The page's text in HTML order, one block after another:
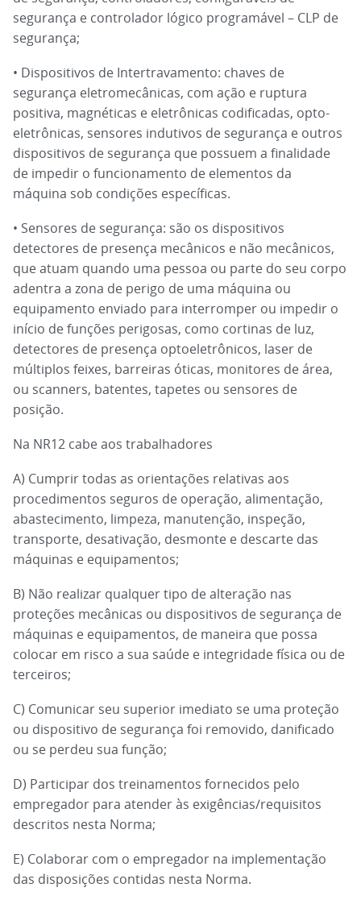
segurança e controlador lógico programável – CLP de
segurança;
• Dispositivos de Intertravamento: chaves de
segurança eletromecânicas, com ação e ruptura
positiva, magnéticas e eletrônicas codificadas, opto-
eletrônicas, sensores indutivos de segurança e outros
dispositivos de segurança que possuem a finalidade
de impedir o funcionamento de elementos da
máquina sob condições específicas.
• Sensores de segurança: são os dispositivos
detectores de presença mecânicos e não mecânicos,
que atuam quando uma pessoa ou parte do seu corpo
adentra a zona de perigo de uma máquina ou
equipamento enviado para interromper ou impedir o
início de funções perigosas, como cortinas de luz,
detectores de presença optoeletrônicos, laser de
múltiplos feixes, barreiras óticas, monitores de área,
ou scanners, batentes, tapetes ou sensores de
posição.
Na NR12 cabe aos trabalhadores
A) Cumprir todas as orientações relativas aos
procedimentos seguros de operação, alimentação,
abastecimento, limpeza, manutenção, inspeção,
transporte, desativação, desmonte e descarte das
máquinas e equipamentos;
B) Não realizar qualquer tipo de alteração nas
proteções mecânicas ou dispositivos de segurança de
máquinas e equipamentos, de maneira que possa
colocar em risco a sua saúde e integridade física ou de
terceiros;
C) Comunicar seu superior imediato se uma proteção
ou dispositivo de segurança foi removido, danificado
ou se perdeu sua função;
D) Participar dos treinamentos fornecidos pelo
empregador para atender às exigências/requisitos
descritos nesta Norma;
E) Colaborar com o empregador na implementação
das disposições contidas nesta Norma.